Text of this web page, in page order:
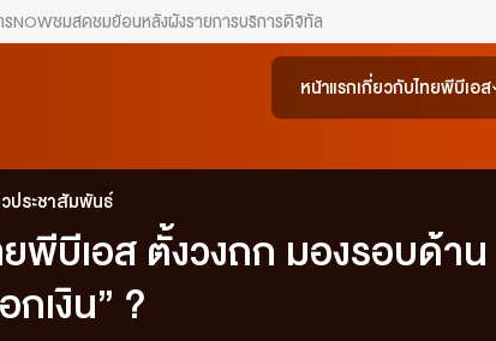
ษณา
ม
รNOWชมสดชมย้อนหลังผังรายการบริการดิจิทัล
หน้าแรกเกี่ยวกับไทยพีบีเอส
วประชาสัมพันธ์
ยพีบีเอส ตั้งวงถก มองรอบด้า
กเงิน” ?